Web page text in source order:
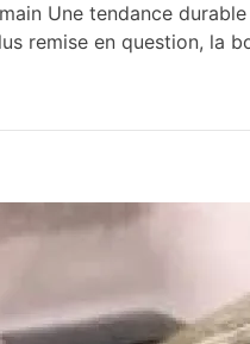
Une tendance
remise en question, la